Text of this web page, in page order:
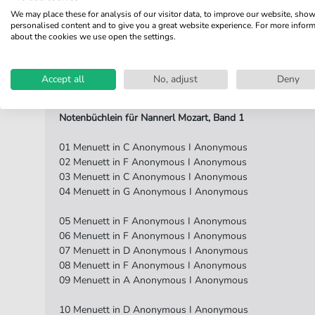
Verlag:
Jürgen Knuth
Produktbeschreibung
Notenbüchlein für Nannerl Mozart, Band 1
01 Menuett in C Anonymous I Anonymous
02 Menuett in F Anonymous I Anonymous
03 Menuett in C Anonymous I Anonymous
04 Menuett in G Anonymous I Anonymous
05 Menuett in F Anonymous I Anonymous
06 Menuett in F Anonymous I Anonymous
07 Menuett in D Anonymous I Anonymous
08 Menuett in F Anonymous I Anonymous
09 Menuett in A Anonymous I Anonymous
10 Menuett in D Anonymous I Anonymous
We may place these for analysis of our visitor data, to improve our website, show
personalised content and to give you a great website experience. For more
about the cookies we use open the settings.
Accept all No, adjust Deny